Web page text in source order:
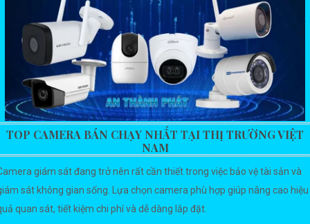
TOP CAMERA BÁN CHẠY NHẤT TẠI THỊ TRƯỜNG VIỆT
NAM
giám sát đang trở nên rất cần thiết trong việc bảo vệ tài sản và
sát không gian sống. Lựa chọn camera phù hợp giúp nâng cao hiệu
quan sát, tiết kiệm chi phí và dễ dàng lắp đặt.